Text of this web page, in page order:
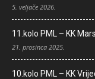
5. veljače 2026.
11.kolo PML – KK
21. prosinca 2025.
10.kolo PML – KK